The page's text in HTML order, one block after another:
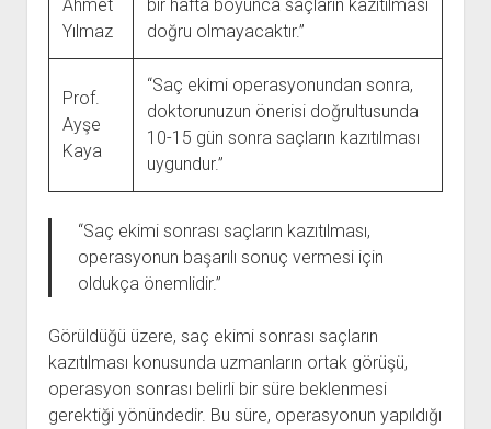
Ahmet
Yılmaz
bir hafta boyunca saçların kazıtılması
doğru olmayacaktır.”
Prof.
Ayşe
Kaya
“Saç ekimi operasyonundan sonra,
doktorunuzun önerisi doğrultusunda
10-15 gün sonra saçların kazıtılması
uygundur.”
“Saç ekimi sonrası saçların kazıtılması,
operasyonun başarılı sonuç vermesi için
oldukça önemlidir.”
Görüldüğü üzere, saç ekimi sonrası saçların
kazıtılması konusunda uzmanların ortak görüşü,
operasyon sonrası belirli bir süre beklenmesi
gerektiği yönündedir. Bu süre, operasyonun yapıldığı